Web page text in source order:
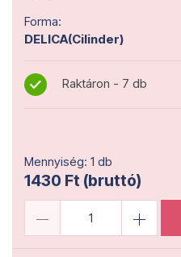
Forma:
DELICA(Cilinder)
Raktáron - 7 db
Mennyiség: 1 db
1430 Ft (bruttó)